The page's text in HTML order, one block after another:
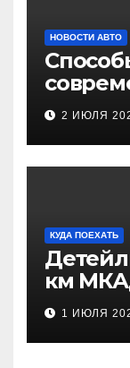
НОВОСТИ АВТО
через
2 ИЮЛЯ
КУДА ПОЕХАТЬ
км
1 ИЮЛЯ